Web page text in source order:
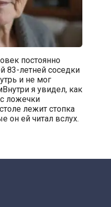
постоянно
83-летней соседки
и не мог
я увидел, как
ложечки
лежит стопка
он ей читал вслух.